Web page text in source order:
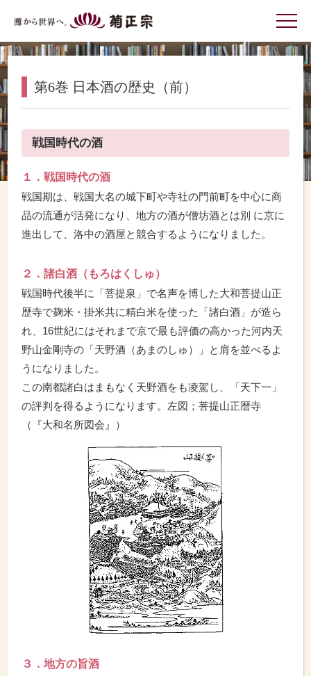
第6巻 日本酒の歴史（前）
戦国時代の酒
１．戦国時代の酒
戦国期は、戦国大名の城下町や寺社の門前町を中心に商
品の流通が活発になり、地方の酒が僧坊酒とは別 に京に
進出して、洛中の酒屋と競合するようになりました。
２．諸白酒（もろはくしゅ）
戦国時代後半に「菩提泉」で名声を博した大和菩提山正
歴寺で麹米・掛米共に精白米を使った「諸白酒」が造ら
れ、16世紀にはそれまで京で最も評価の高かった河内天
野山金剛寺の「天野酒（あまのしゅ）」と肩を並べるよ
うになりました。
この南都諸白はまもなく天野酒をも凌駕し、「天下一」
の評判を得るようになります。左図；菩提山正暦寺
（『大和名所図会』）
３．地方の旨酒